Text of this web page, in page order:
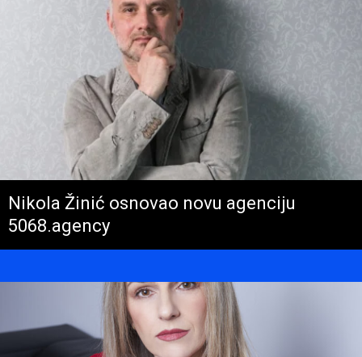
Nikola Žinić osnovao novu agenciju
5068.agency